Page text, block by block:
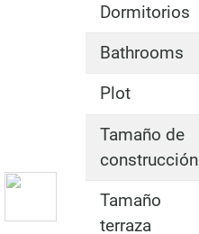
Dormitorios
Bathrooms
Plot
Tamaño de
construcción
Tamaño
terraza